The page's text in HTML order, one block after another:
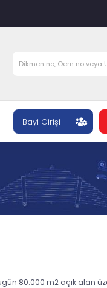
Bayi Girişi
80.000 m2 açık alan